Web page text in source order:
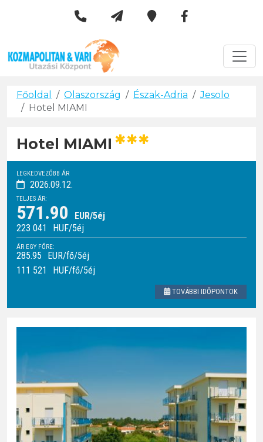
Kozmapolitan & Vári Utazási
Főoldal Olaszország Észak-Adria
Jesolo
Hotel MIAMI
Hotel MIAMI ***
LEGKEDVEZŐBB ÁR
2026.09.12.
TELJES ÁR:
571.90
EUR/5éj
223 041
HUF/5éj
ÁR EGY FŐRE:
285.95
EUR/fő/5éj
111 521
HUF/fő/5éj
TOVÁBBI IDŐPONTOK